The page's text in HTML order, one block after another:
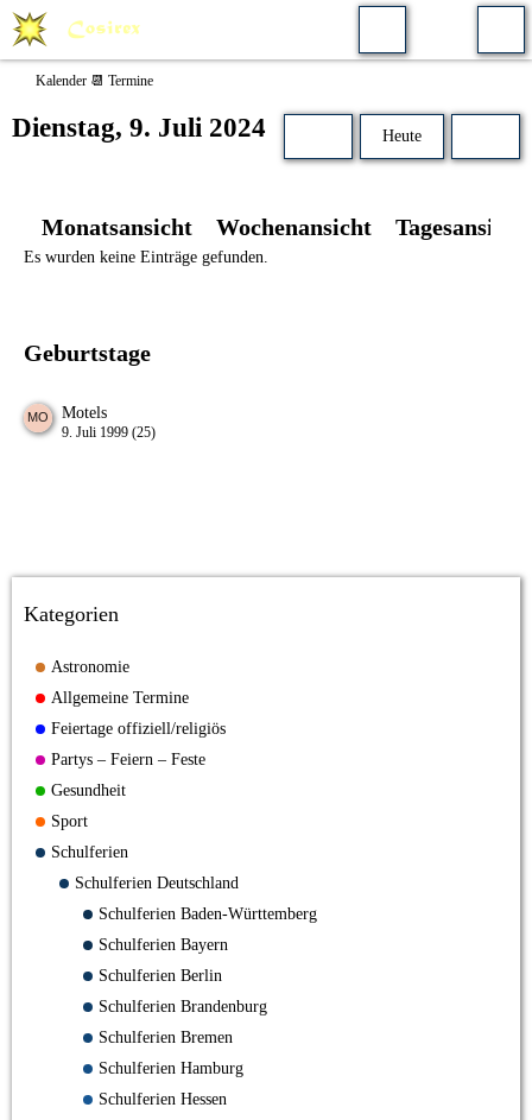
Kalender 📆 Termine
Dienstag, 9. Juli 2024 Heute
Monatsansicht Wochenansicht Tagesansicht
Es wurden keine Einträge gefunden.
Geburtstage
Motels
9. Juli 1999 (25)
Kategorien
Astronomie
Allgemeine Termine
Feiertage offiziell/religiös
Partys – Feiern – Feste
Gesundheit
Sport
Schulferien
Schulferien Deutschland
Schulferien Baden-Württemberg
Schulferien Bayern
Schulferien Berlin
Schulferien Brandenburg
Schulferien Bremen
Schulferien Hamburg
Schulferien Hessen